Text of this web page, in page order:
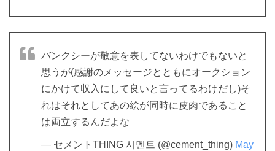
バンクシーが敬意を表してないわけでもないと
思うが(感謝のメッセージとともにオークション
にかけて収入にして良いと言ってるわけだし)そ
れはそれとしてあの絵が同時に皮肉であること
は両立するんだよな
— セメントTHING 시멘트 (@cement_thing) May